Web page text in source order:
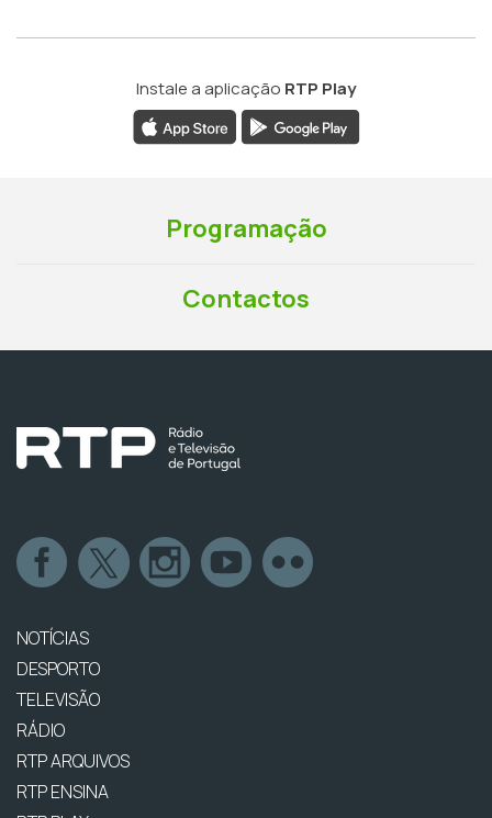
Instale a aplicação RTP Play
Programação
Contactos
NOTÍCIAS
DESPORTO
TELEVISÃO
RÁDIO
RTP ARQUIVOS
RTP ENSINA